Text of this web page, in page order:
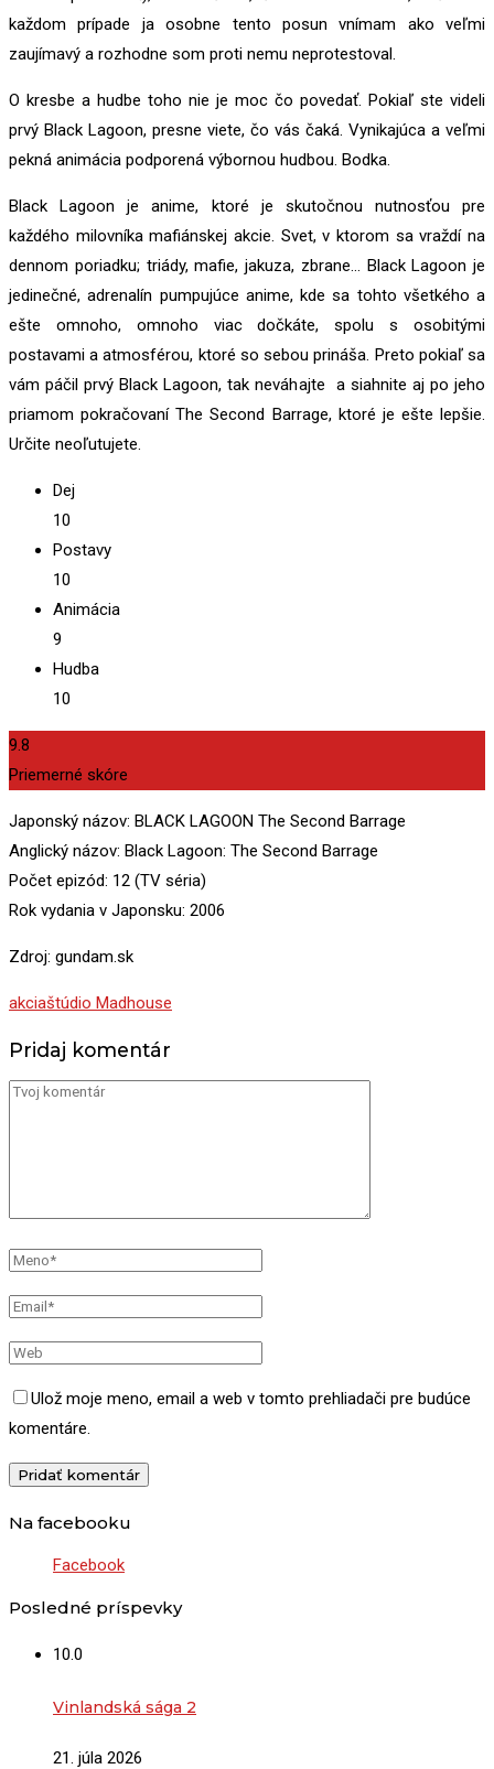
každom prípade ja osobne tento posun vnímam ako veľmi
zaujímavý a rozhodne som proti nemu neprotestoval.
O kresbe a hudbe toho nie je moc čo povedať. Pokiaľ ste videli
prvý Black Lagoon, presne viete, čo vás čaká. Vynikajúca a veľmi
pekná animácia podporená výbornou hudbou. Bodka.
Black Lagoon je anime, ktoré je skutočnou nutnosťou pre
každého milovníka mafiánskej akcie. Svet, v ktorom sa vraždí na
dennom poriadku; triády, mafie, jakuza, zbrane… Black Lagoon je
jedinečné, adrenalín pumpujúce anime, kde sa tohto všetkého a
ešte omnoho, omnoho viac dočkáte, spolu s osobitými
postavami a atmosférou, ktoré so sebou prináša. Preto pokiaľ sa
vám páčil prvý Black Lagoon, tak neváhajte a siahnite aj po jeho
priamom pokračovaní The Second Barrage, ktoré je ešte lepšie.
Určite neoľutujete.
Dej
10
Postavy
10
Animácia
9
Hudba
10
9.8
Priemerné skóre
Japonský názov: BLACK LAGOON The Second Barrage
Anglický názov: Black Lagoon: The Second Barrage
Počet epizód: 12 (TV séria)
Rok vydania v Japonsku: 2006
Zdroj: gundam.sk
akciaštúdio Madhouse
Pridaj komentár
Ulož moje meno, email a web v tomto prehliadači pre budúce
komentáre.
Na facebooku
Facebook
Posledné príspevky
10.0
Vinlandská sága 2
21. júla 2026